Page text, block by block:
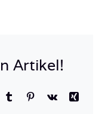
Artikel!
TumblrPinterest
Vk
Xing